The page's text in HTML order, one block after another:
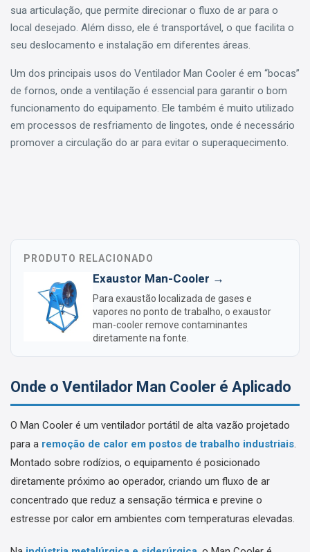
sua articulação, que permite direcionar o fluxo de ar para o
local desejado. Além disso, ele é transportável, o que facilita o
seu deslocamento e instalação em diferentes áreas.
Um dos principais usos do Ventilador Man Cooler é em “bocas”
de fornos, onde a ventilação é essencial para garantir o bom
funcionamento do equipamento. Ele também é muito utilizado
em processos de resfriamento de lingotes, onde é necessário
promover a circulação do ar para evitar o superaquecimento.
PRODUTO RELACIONADO
Exaustor Man-Cooler →
Para exaustão localizada de gases e
vapores no ponto de trabalho, o exaustor
man-cooler remove contaminantes
diretamente na fonte.
Onde o Ventilador Man Cooler é Aplicado
O Man Cooler é um ventilador portátil de alta vazão projetado
para a remoção de calor em postos de trabalho industriais.
Montado sobre rodízios, o equipamento é posicionado
diretamente próximo ao operador, criando um fluxo de ar
concentrado que reduz a sensação térmica e previne o
estresse por calor em ambientes com temperaturas elevadas.